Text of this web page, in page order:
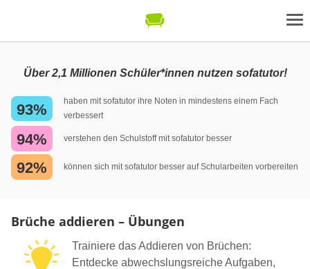
Über 2,1 Millionen Schüler*innen nutzen sofatutor!
93%
haben mit sofatutor ihre Noten in mindestens einem Fach
verbessert
94% verstehen den Schulstoff mit sofatutor besser
92% können sich mit sofatutor besser auf Schularbeiten vorbereiten
Brüche addieren – Übungen
Trainiere das Addieren von Brüchen:
Entdecke abwechslungsreiche Aufgaben,